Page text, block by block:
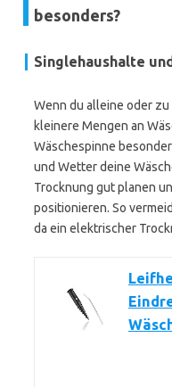
besonders?
Singlehaushalte
Wenn du alleine oder
kleinere Mengen an
Wäschespinne
und Wetter deine
Trocknung gut planen
positionieren. So
da ein elektrischer